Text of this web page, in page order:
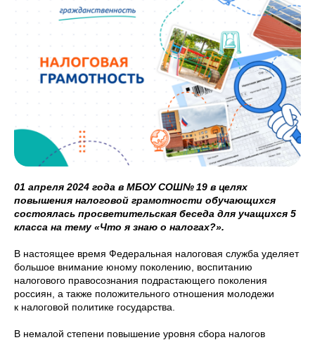
01 апреля 2024 года в МБОУ СОШ№ 19 в целях
повышения налоговой грамотности обучающихся
состоялась просветительская беседа для учащихся 5
класса на тему «Что я знаю о налогах?».
В настоящее время Федеральная налоговая служба уделяет
большое внимание юному поколению, воспитанию
налогового правосознания подрастающего поколения
россиян, а также положительного отношения молодежи
к налоговой политике государства.
В немалой степени повышение уровня сбора налогов